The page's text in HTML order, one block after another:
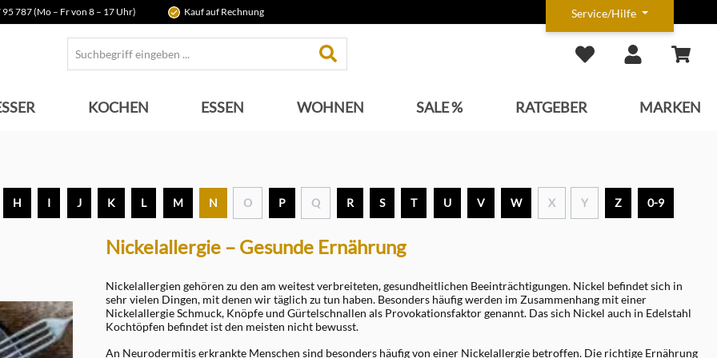
787 (Mo – Fr von 8 – 17 Uhr) Kauf auf Rechnung Service/Hilfe
KOCHEN ESSEN WOHNEN SALE % RATGEBER MARKEN
H I J K L M N O P Q R S T U V W X Y Z 0-9
Nickelallergie – Gesunde Ernährung
Nickelallergien gehören zu den am weitest verbreiteten, gesundheitlichen Beeinträchtigungen. Nickel befindet sich in
sehr vielen Dingen, mit denen wir täglich zu tun haben. Besonders häufig werden im Zusammenhang mit einer
Nickelallergie Schmuck, Knöpfe und Gürtelschnallen als Provokationsfaktor genannt. Das sich Nickel auch in Edelstahl
Kochtöpfen befindet ist den meisten nicht bewusst.
An Neurodermitis erkrankte Menschen sind besonders häufig von einer Nickelallergie betroffen. Die richtige Ernährung